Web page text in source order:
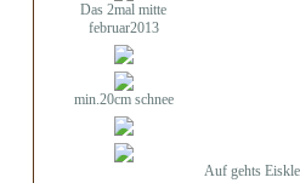
Das 2mal mitte
februar2013
min.20cm schnee
Auf gehts